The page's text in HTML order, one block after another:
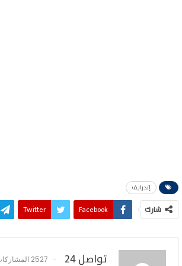
إندرايف
شارك Facebook
Twitter
تواصل 24 2527 المشاركات